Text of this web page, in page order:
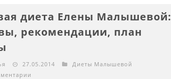
диета Елены Малышевой:
рекомендации, план
27.05.2014
Диеты Малышевой